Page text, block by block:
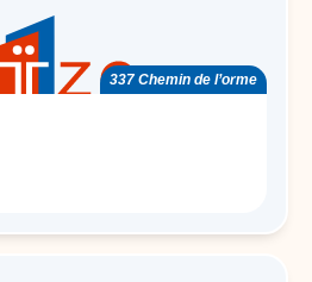
337 Chemin de l’orme